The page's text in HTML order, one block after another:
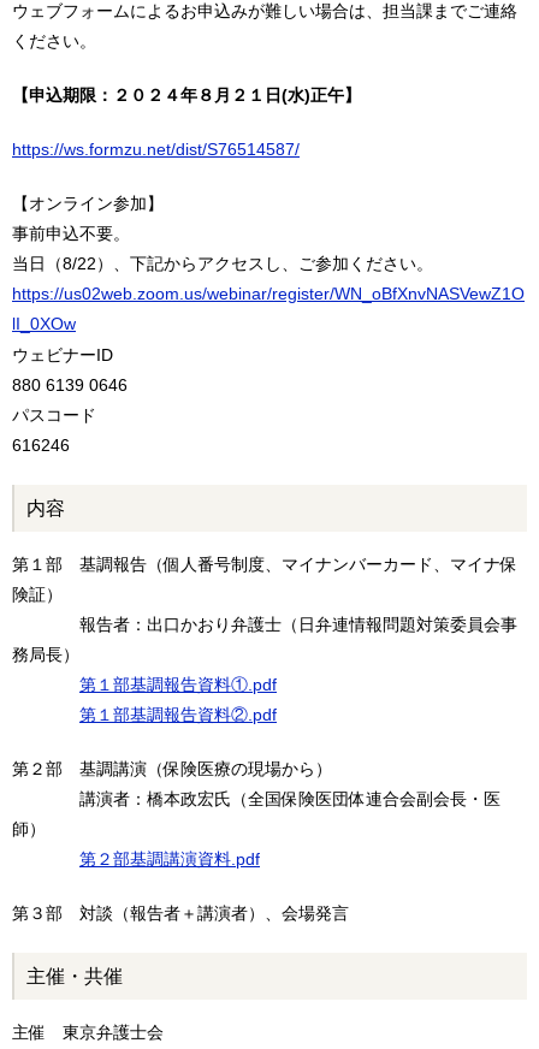
ウェブフォームによるお申込みが難しい場合は、担当課までご連絡
ください。
【申込期限：２０２４年８月２１ 日(水)正午】
https://ws.formzu.net/dist/S76514587/
【オンライン参加】
事前申込不要。
当日（8/22）、下記からアクセスし、ご参加ください。
https://us02web.zoom.us/webinar/register/WN_oBfXnvNASVewZ1O
lI_0XOw
ウェビナーID
880 6139 0646
パスコード
616246
内容
第１部 基調報告（個人番号制度、マイナンバーカード、マイナ保
険証）
報告者：出口かおり弁護士（日弁連情報問題対策委員会事
務局長）
第１部基調報告資料①.pdf
第１部基調報告資料②.pdf
第２部 基調講演（保険医療の現場から）
講演者：橋本政宏氏（全国保険医団体連合会副会長・医
師）
第２部基調講演資料.pdf
第３部 対談（報告者＋講演者）、会場発言
主催・共催
主催 東京弁護士会